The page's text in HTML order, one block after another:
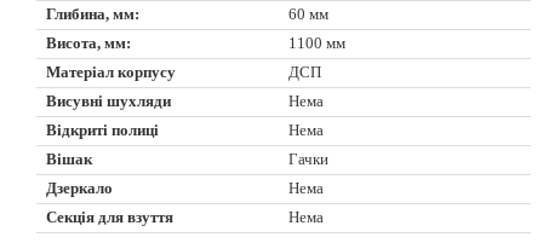
Глибина, мм:
60 мм
Висота, мм:
1100 мм
Матеріал корпусу
ДСП
Висувні шухляди
Нема
Відкриті полиці
Нема
Вішак
Гачки
Дзеркало
Нема
Секція для взуття
Нема